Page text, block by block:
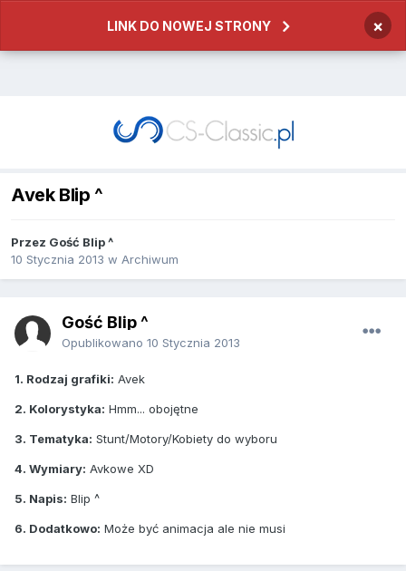
LINK DO NOWEJ STRONY ×
Avek Blip ^
Przez Gość Blip ^
10 Stycznia 2013 w Archiwum
Gość Blip ^
Opublikowano 10 Stycznia 2013
1. Rodzaj grafiki: Avek
2. Kolorystyka: Hmm... obojętne
3. Tematyka: Stunt/Motory/Kobiety do wyboru
4. Wymiary: Avkowe XD
5. Napis: Blip ^
6. Dodatkowo: Może być animacja ale nie musi